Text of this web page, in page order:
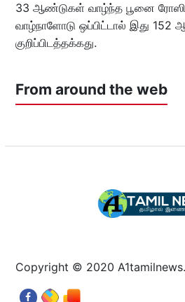
33 ஆண்டுகள் வாழ்ந்த பூனை
வாழ்நாளோடு ஒப்பிட்டால் இது
குறிப்பிடத்தக்கது.
From around the web
Copyright © 2020